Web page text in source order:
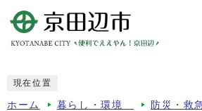
現在位置
ホーム 暮らし・環境 防災・救